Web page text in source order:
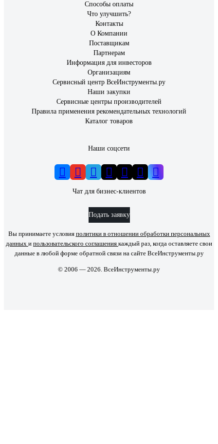
Способы оплаты
Что улучшить?
Контакты
О Компании
Поставщикам
Партнерам
Информация для инвесторов
Организациям
Сервисный центр ВсеИнструменты.ру
Наши закупки
Сервисные центры производителей
Правила применения рекомендательных технологий
Каталог товаров
Наши соцсети
Чат для бизнес-клиентов
Подать заявку
Вы принимаете условия политики в отношении обработки персональных
данных и пользовательского соглашения каждый раз, когда оставляете свои
данные в любой форме обратной связи на сайте ВсеИнструменты.ру
© 2006 — 2026. ВсеИнструменты.ру